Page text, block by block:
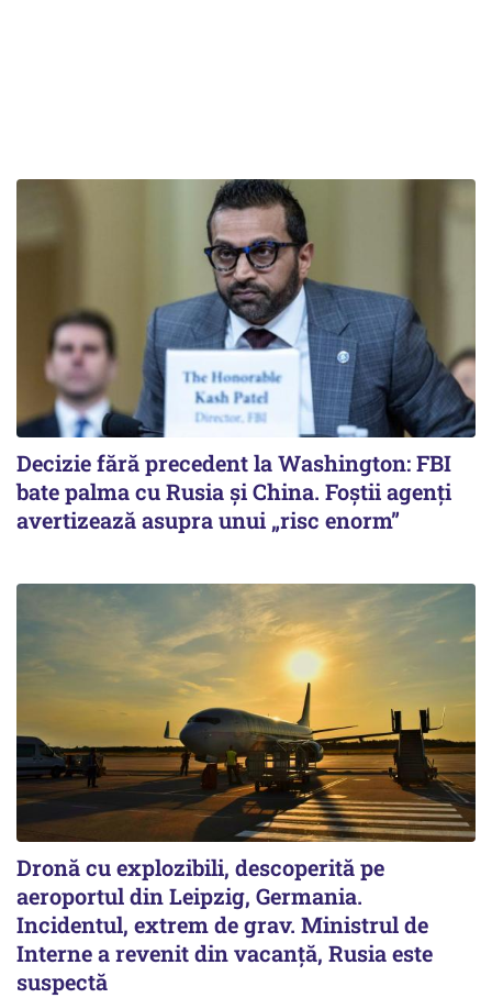
Decizie fără precedent la Washington: FBI
bate palma cu Rusia și China. Foștii agenți
avertizează asupra unui „risc enorm”
Dronă cu explozibili, descoperită pe
aeroportul din Leipzig, Germania.
Incidentul, extrem de grav. Ministrul de
Interne a revenit din vacanță, Rusia este
suspectă